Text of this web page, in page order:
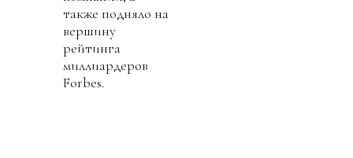
также подняло на
вершину
рейтинга
миллиардеров
Forbes.